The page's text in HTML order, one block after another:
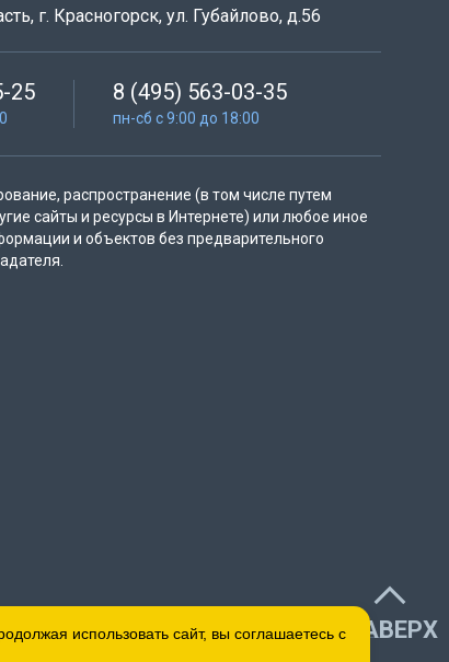
г. Красногорск, ул. Губайлово, д.56
25 8 (495) 563-03-35
пн-сб с 9:00 до 18:00
распространение (в том числе путем
сайты и ресурсы в Интернете) или любое иное
и объектов без предварительного
НАВЕРХ
использовать сайт, вы соглашаетесь с